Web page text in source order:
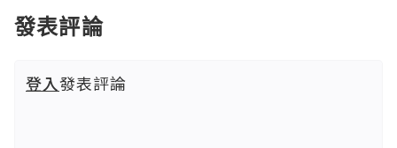
發表評論
登入發表評論